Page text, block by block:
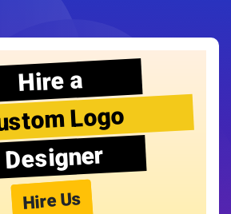
Hire a
Logo
Designer
Hire Us